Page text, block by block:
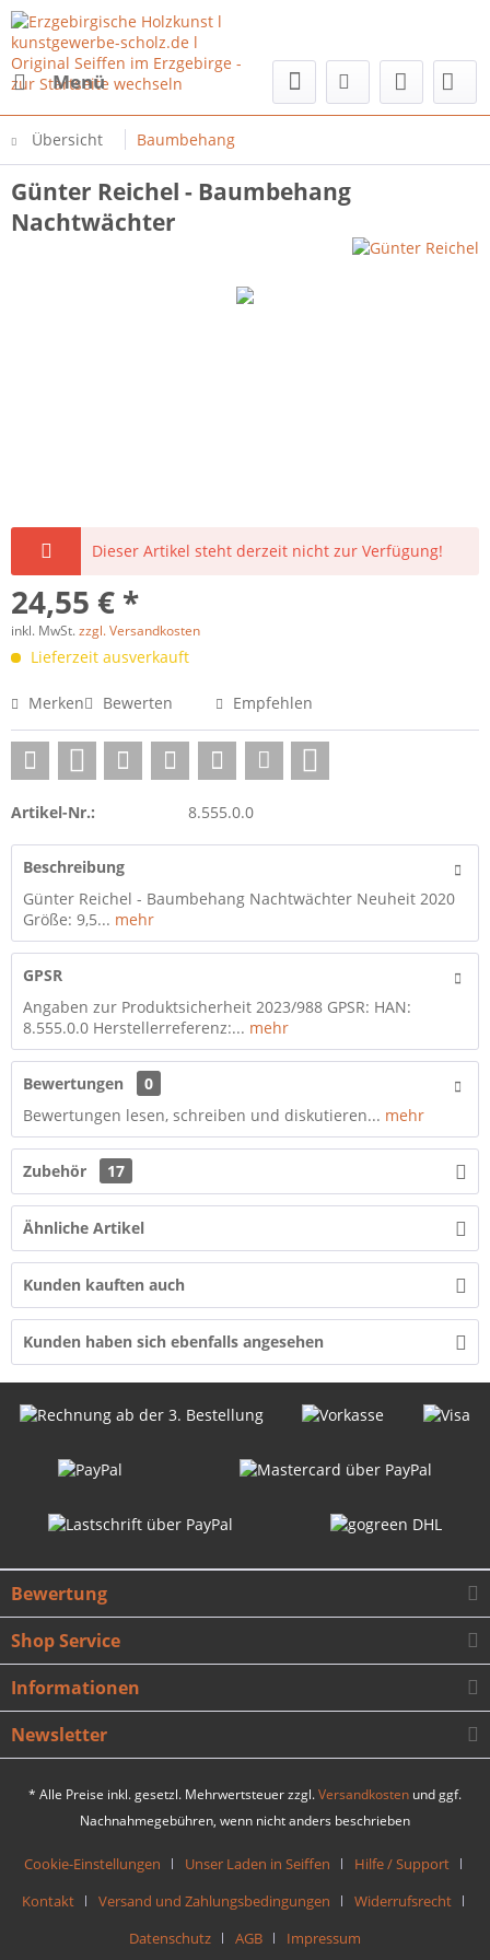
Menü
Übersicht Baumbehang
Günter Reichel - Baumbehang
Nachtwächter
Dieser Artikel steht derzeit nicht zur Verfügung!
24,55 € *
inkl. MwSt.zzgl. Versandkosten
Lieferzeit ausverkauft
Merken Bewerten Empfehlen
Artikel-Nr.: 8.555.0.0
Beschreibung
Günter Reichel - Baumbehang Nachtwächter Neuheit 2020
Größe: 9,5... mehr
GPSR
Angaben zur Produktsicherheit 2023/988 GPSR: HAN:
8.555.0.0 Herstellerreferenz:... mehr
Bewertungen
0
Bewertungen lesen, schreiben und diskutieren... mehr
Zubehör 17
Ähnliche Artikel
Kunden kauften auch
Kunden haben sich ebenfalls angesehen
Bewertung
Shop Service
Informationen
Newsletter
* Alle Preise inkl. gesetzl. Mehrwertsteuer zzgl.Versandkosten und ggf.
Nachnahmegebühren, wenn nicht anders beschrieben
Cookie-Einstellungen Unser Laden in Seiffen
Hilfe / Support
Kontakt
Versand und Zahlungsbedingungen
Widerrufsrecht
Datenschutz
AGB
Impressum